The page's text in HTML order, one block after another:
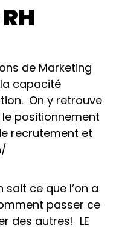
de Marketing
capacité
On y retrouve
positionnement
recrutement et
ce que l’on a
passer ce
des autres! LE